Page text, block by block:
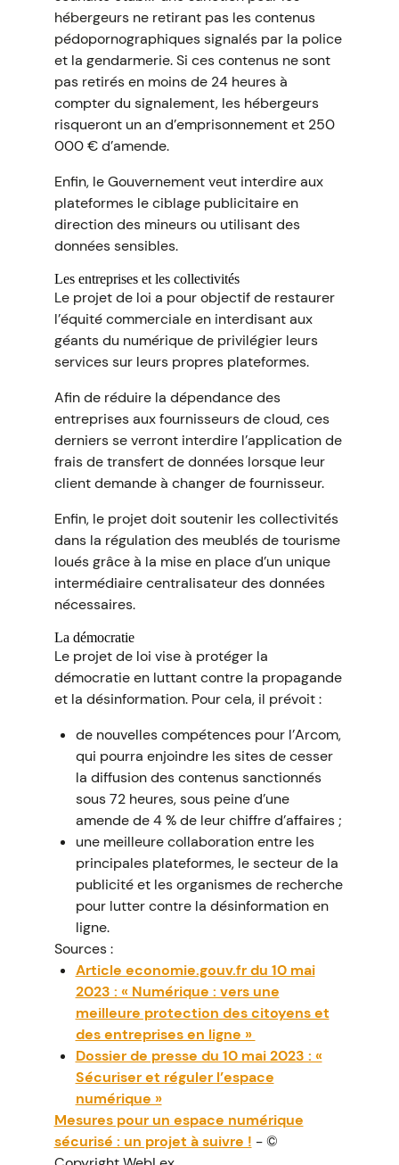
hébergeurs ne retirant pas les contenus
pédopornographiques signalés par la police
et la gendarmerie. Si ces contenus ne sont
pas retirés en moins de 24 heures à
compter du signalement, les hébergeurs
risqueront un an d’emprisonnement et 250
000 € d’amende.
Enfin, le Gouvernement veut interdire aux
plateformes le ciblage publicitaire en
direction des mineurs ou utilisant des
données sensibles.
Les entreprises et les collectivités
Le projet de loi a pour objectif de restaurer
l’équité commerciale en interdisant aux
géants du numérique de privilégier leurs
services sur leurs propres plateformes.
Afin de réduire la dépendance des
entreprises aux fournisseurs de cloud, ces
derniers se verront interdire l’application de
frais de transfert de données lorsque leur
client demande à changer de fournisseur.
Enfin, le projet doit soutenir les collectivités
dans la régulation des meublés de tourisme
loués grâce à la mise en place d’un unique
intermédiaire centralisateur des données
nécessaires.
La démocratie
Le projet de loi vise à protéger la
démocratie en luttant contre la propagande
et la désinformation. Pour cela, il prévoit :
de nouvelles compétences pour l’Arcom,
qui pourra enjoindre les sites de cesser
la diffusion des contenus sanctionnés
sous 72 heures, sous peine d’une
amende de 4 % de leur chiffre d’affaires ;
une meilleure collaboration entre les
principales plateformes, le secteur de la
publicité et les organismes de recherche
pour lutter contre la désinformation en
ligne.
Sources :
Article economie.gouv.fr du 10 mai
2023 : « Numérique : vers une
meilleure protection des citoyens et
des entreprises en ligne »
Dossier de presse du 10 mai 2023 : «
Sécuriser et réguler l’espace
numérique »
Mesures pour un espace numérique
sécurisé : un projet à suivre ! - ©